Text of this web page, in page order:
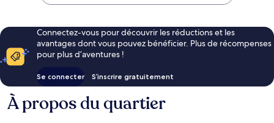
Connectez-vous pour découvrir les réductions et les
avantages dont vous pouvez bénéficier. Plus de récompenses
pour plus d’aventures !
Se connecter S’inscrire gratuitement
À propos du quartier